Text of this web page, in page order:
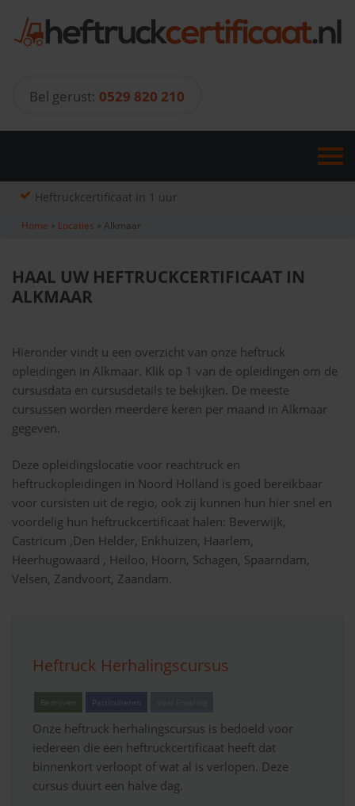
content
Bel gerust: 0529 820 210
Heftruckcertificaat in 1 uur
Home » Locaties » Alkmaar
HAAL UW HEFTRUCKCERTIFICAAT IN
ALKMAAR
Hieronder vindt u een overzicht van onze heftruck
opleidingen in Alkmaar. Klik op 1 van de opleidingen om de
cursusdata en cursusdetails te bekijken. De meeste
cursussen worden meerdere keren per maand in Alkmaar
gegeven.
Deze opleidingslocatie voor reachtruck en
heftruckopleidingen in Noord Holland is goed bereikbaar
voor cursisten uit de regio, ook zij kunnen hun hier snel en
voordelig hun heftruckcertificaat halen: Beverwijk,
Castricum ,Den Helder, Enkhuizen, Haarlem,
Heerhugowaard , Heiloo, Hoorn, Schagen, Spaarndam,
Velsen, Zandvoort, Zaandam.
Heftruck Herhalingscursus
Bedrijven Particulieren
Onze heftruck herhalingscursus is bedoeld voor
iedereen die een heftruckcertificaat heeft dat
binnenkort verloopt of wat al is verlopen. Deze
cursus duurt een halve dag.